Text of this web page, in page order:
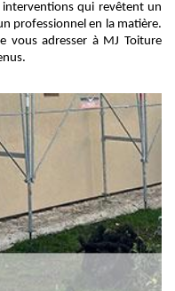
qui revêtent un
professionnel en la matière.
vous adresser à MJ Toiture